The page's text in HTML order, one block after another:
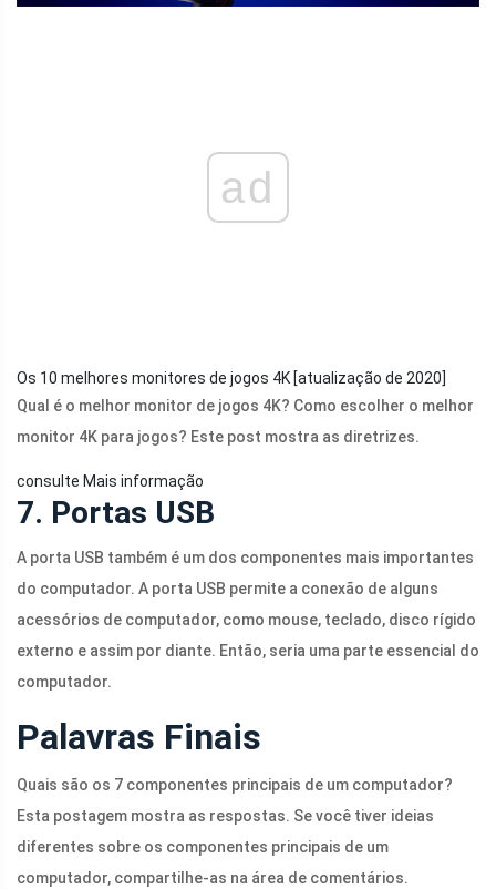
ad
Os 10 melhores monitores de jogos 4K [atualização de 2020]
Qual é o melhor monitor de jogos 4K? Como escolher o melhor
monitor 4K para jogos? Este post mostra as diretrizes.
consulte Mais informação
7. Portas USB
A porta USB também é um dos componentes mais importantes
do computador. A porta USB permite a conexão de alguns
acessórios de computador, como mouse, teclado, disco rígido
externo e assim por diante. Então, seria uma parte essencial do
computador.
Palavras Finais
Quais são os 7 componentes principais de um computador?
Esta postagem mostra as respostas. Se você tiver ideias
diferentes sobre os componentes principais de um
computador, compartilhe-as na área de comentários.